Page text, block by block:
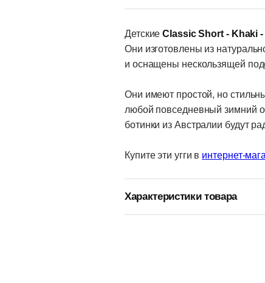
ДетскиеClassic Short - Khaki -
Они изготовлены из
и оснащены нескользящей
Они имеют простой, но
любой повседневный зимний
ботинки из Австралии будут
Купите эти угги в интернет-
Характеристики товара